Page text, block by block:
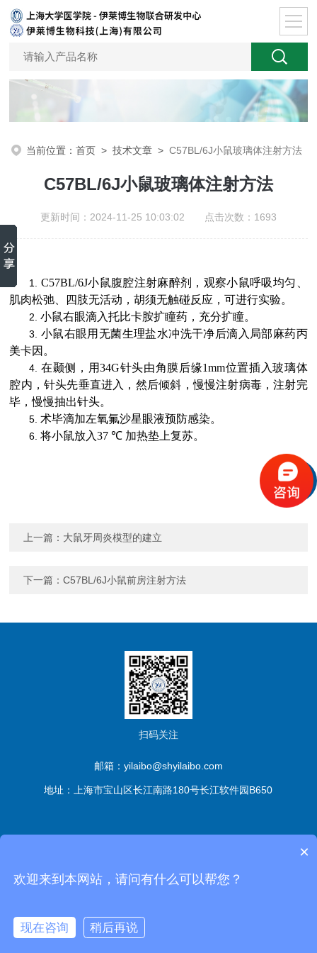
当前位置：首页 >技术文章 >C57BL/6J小鼠玻璃体注射方法
C57BL/6J小鼠玻璃体注射方法
更新时间：2024-11-25 10:03:02 点击次数：1693
1. C57BL/6J小鼠腹腔注射麻醉剂，观察小鼠呼吸均匀、
肌肉松弛、四肢无活动，胡须无触碰反应，可进行实验。
2.小鼠右眼滴入托比卡胺扩瞳药，充分扩瞳。
3. 小鼠右眼用无菌生理盐水冲洗干净后滴入局部麻药丙
美卡因。
4.在颞侧，用34G针头由角膜后缘1mm位置插入玻璃体
腔内，针头先垂直进入，然后倾斜，慢慢注射病毒，注射完
毕，慢慢抽出针头。
5.术毕滴加左氧氟沙星眼液预防感染。
6.将小鼠放入37 ℃ 加热垫上复苏。
上一篇： 大鼠牙周炎模型的建立
下一篇：C57BL/6J小鼠前房注射方法
扫码关注
邮箱：yilaibo@shyilaibo.com
地址：上海市宝山区长江南路180号长江软件园B650
沪公网安备 31011302006672号
×
欢迎来到本网站，请问有什么可以帮您？
现在咨询 稍后再说